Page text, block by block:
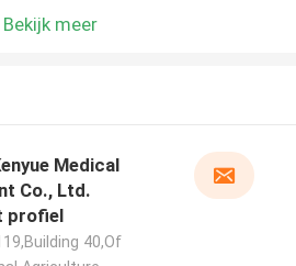
Bekijk meer
Medical
Co., Ltd.
profiel
40,Of